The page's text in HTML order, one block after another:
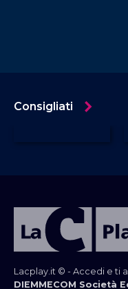
Consigliati
Lacplay.it © - Accedi e ti
DIEMMECOM Società